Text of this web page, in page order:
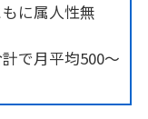
に属人性無
計で月平均500〜